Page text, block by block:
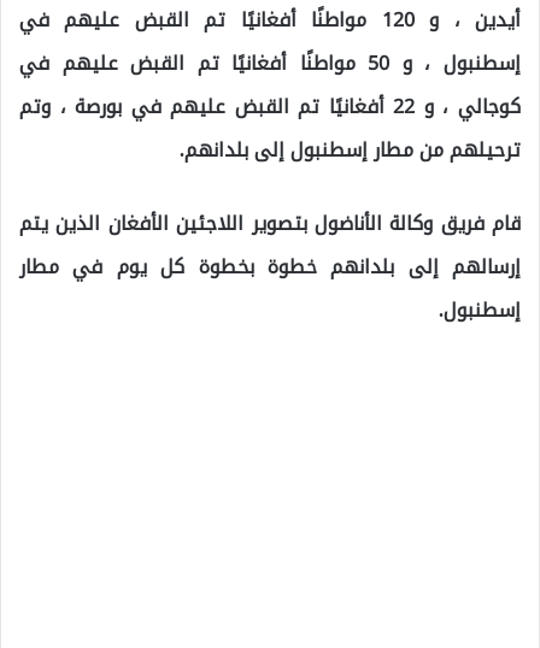
أيدين ، و 120 مواطنًا أفغانيًا تم القبض عليهم في
إسطنبول ، و 50 مواطنًا أفغانيًا تم القبض عليهم في
كوجالي ، و 22 أفغانيًا تم القبض عليهم في بورصة ، وتم
ترحيلهم من مطار إسطنبول إلى بلدانهم.
قام فريق وكالة الأناضول بتصوير اللاجئين الأفغان الذين يتم
إرسالهم إلى بلدانهم خطوة بخطوة كل يوم في مطار
إسطنبول.